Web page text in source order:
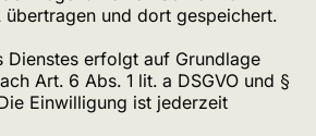
übertragen und dort gespeichert.
Dienstes erfolgt auf Grundlage
Art. 6 Abs. 1 lit. a DSGVO und §
Einwilligung ist jederzeit